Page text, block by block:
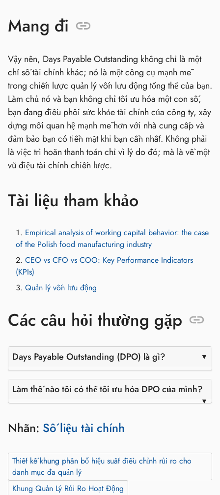
Mang đi
Vậy nên, Days Payable Outstanding không chỉ là một
chỉ số tài chính khác; nó là một công cụ mạnh mẽ
trong chiến lược quản lý vốn lưu động tổng thể của bạn.
Làm chủ nó và bạn không chỉ tối ưu hóa một con số,
bạn đang điều phối sức khỏe tài chính của công ty, xây
dựng mối quan hệ mạnh mẽ hơn với nhà cung cấp và
đảm bảo bạn có tiền mặt khi bạn cần nhất. Không phải
là việc trì hoãn thanh toán chỉ vì lý do đó; mà là về một
vũ điệu tài chính chiến lược.
Tài liệu tham khảo
Empirical analysis of working capital behavior: the case
of the Polish food manufacturing industry
CEO vs CFO vs COO: Key Performance Indicators
(KPIs)
Quản lý vốn lưu động
Các câu hỏi thường gặp
Days Payable Outstanding (DPO) là gì?
Làm thế nào tôi có thể tối ưu hóa DPO của mình?
Nhãn: Số liệu tài chính
Thiết kế khung phân bổ hiệu suất điều chỉnh rủi ro cho
danh mục đa quản lý
Khung Quản Lý Rủi Ro Hoạt Động